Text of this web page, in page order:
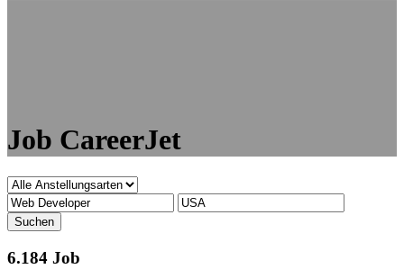
Job CareerJet
Suchen
6.184 Job